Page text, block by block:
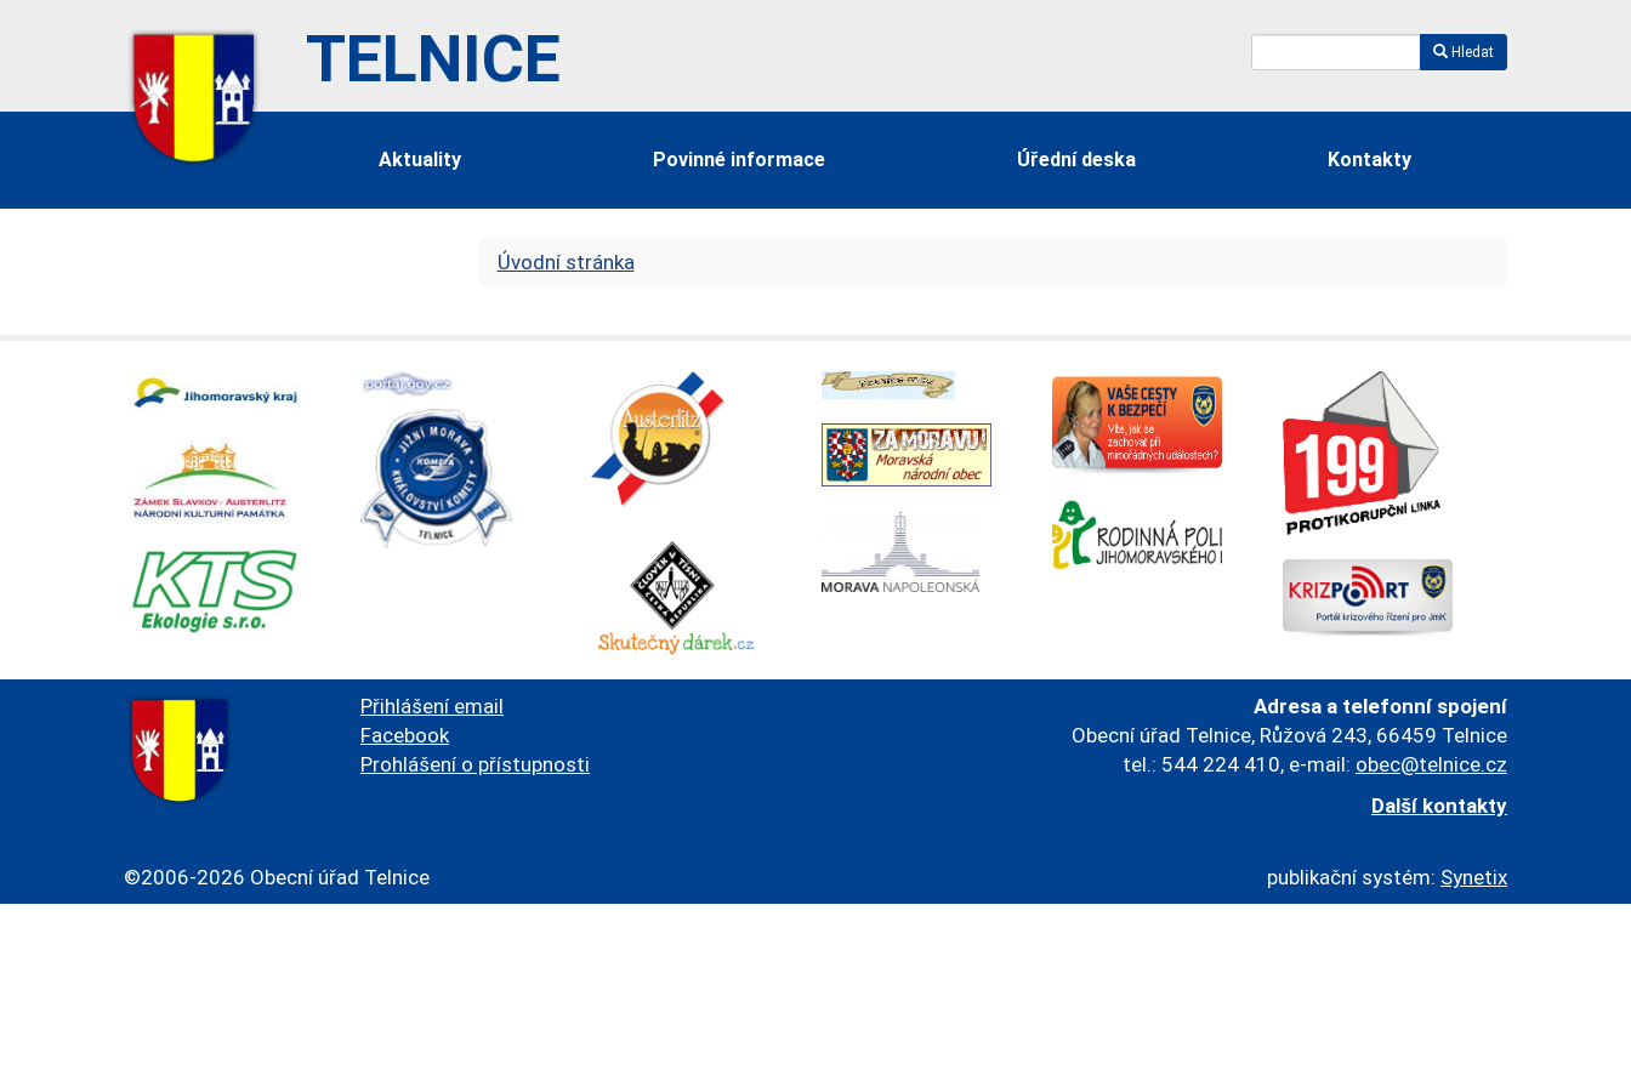
TELNICE Hledat
Aktuality Povinné informace Úřední deska Kontakty
Úvodní stránka
Přihlášení email
Facebook
Prohlášení o přístupnosti
Adresa a telefonní spojení
Obecní úřad Telnice, Růžová 243, 66459 Telnice
tel.: 544 224 410, e-mail: obec@telnice.cz
Další kontakty
publikační systém: Synetix
©2006-2026 Obecní úřad Telnice